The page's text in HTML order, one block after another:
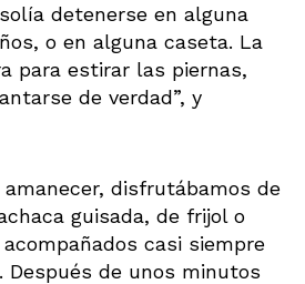
detenerse en alguna
o en alguna caseta. La
para estirar las piernas,
de verdad”, y
disfrutábamos de
guisada, de frijol o
casi siempre
Después de unos minutos